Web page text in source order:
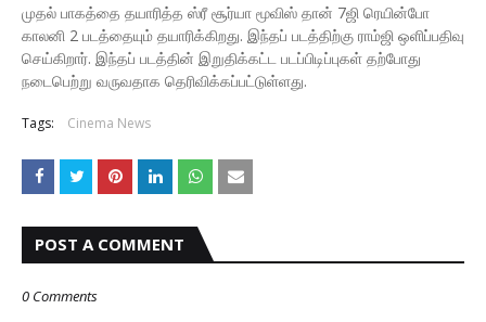
முதல் பாகத்தை தயாரித்த ஸ்ரீ சூர்யா மூவிஸ் தான் 7ஜி ரெயின்போ
காலனி 2 படத்தையும் தயாரிக்கிறது. இந்தப் படத்திற்கு ராம்ஜி ஒளிப்பதிவு
செய்கிறார். இந்தப் படத்தின் இறுதிக்கட்ட படப்பிடிப்புகள் தற்போது
நடைபெற்று வருவதாக தெரிவிக்கப்பட்டுள்ளது.
Tags: Cinema News
POST A COMMENT
0 Comments